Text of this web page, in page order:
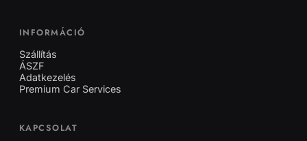
INFORMÁCIÓ
Szállítás
ÁSZF
Adatkezelés
Premium Car Services
KAPCSOLAT